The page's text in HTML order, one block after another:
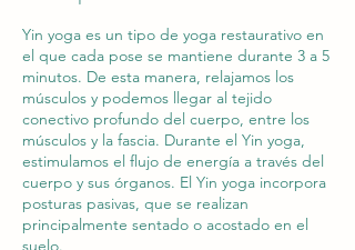
Yin yoga es un tipo de yoga restaurativo en
el que cada pose se mantiene durante 3 a 5
minutos. De esta manera, relajamos los
músculos y podemos llegar al tejido
conectivo profundo del cuerpo, entre los
músculos y la fascia. Durante el Yin yoga,
estimulamos el flujo de energía a través del
cuerpo y sus órganos. El Yin yoga incorpora
posturas pasivas, que se realizan
principalmente sentado o acostado en el
suelo.